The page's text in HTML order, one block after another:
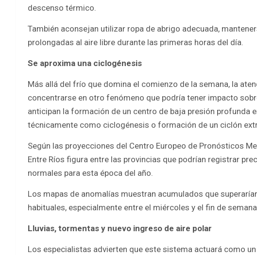
descenso térmico.
También aconsejan utilizar ropa de abrigo adecuada,
prolongadas al aire libre durante las primeras horas del día.
Se aproxima una ciclogénesis
Más allá del frío que domina el comienzo de la semana, la
concentrarse en otro fenómeno que podría tener impacto
anticipan la formación de un centro de baja presión profunda
técnicamente como ciclogénesis o formación de un ciclón
Según las proyecciones del Centro Europeo de Pronósticos
Entre Ríos figura entre las provincias que podrían registrar
normales para esta época del año.
Los mapas de anomalías muestran acumulados que
habituales, especialmente entre el miércoles y el fin de
Lluvias, tormentas y nuevo ingreso de aire polar
Los especialistas advierten que este sistema actuará como